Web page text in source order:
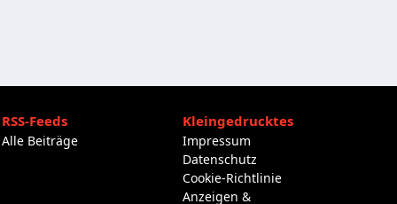
RSS-Feeds
Alle Beiträge
Kleingedrucktes
Impressum
Datenschutz
Cookie-Richtlinie
Anzeigen &